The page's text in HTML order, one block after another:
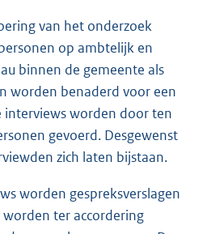
van het onderzoek
op ambtelijk en
binnen de gemeente als
worden benaderd voor een
interviews worden door ten
gevoerd. Desgewenst
zich laten bijstaan.
worden gespreksverslagen
worden ter accordering